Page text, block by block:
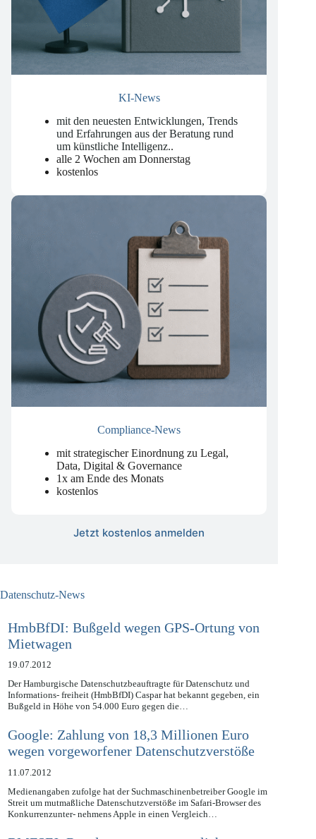
mit den neuesten Entwicklungen, Trends
und Erfahrungen aus der Beratung rund
um künstliche Intelligenz..
alle 2 Wochen am Donnerstag
mit strategischer Einordnung zu Legal,
Data, Digital & Governance
1x am Ende des Monats
HmbBfDI: Bußgeld wegen GPS-Ortung von
Mietwagen
19.07.2012
Der Hamburgische Datenschutzbeauftragte für Datenschutz und
Informations- freiheit (HmbBfDI) Caspar hat bekannt gegeben, ein
Google: Zahlung von 18,3 Millionen Euro
wegen vorgeworfener Datenschutzverstöße
11.07.2012
Medienangaben zufolge hat der Suchmaschinenbetreiber Google im
Streit um mutmaßliche Datenschutzverstöße im Safari-Browser des